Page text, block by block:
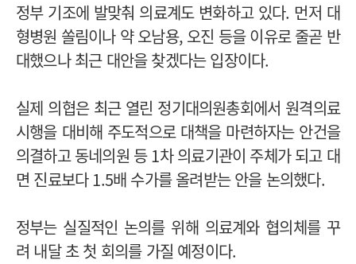
정부 기조에 발맞춰 의료계도 변화하고 있다. 먼저 대
형병원 쏠림이나 약 오남용, 오진 등을 이유로 줄곧 반
대했으나 최근 대안을 찾겠다는 입장이다.
실제 의협은 최근 열린 정기대의원총회에서 원격의료
시행을 대비해 주도적으로 대책을 마련하자는 안건을
의결하고 동네의원 등 1차 의료기관이 주체가 되고 대
면 진료보다 1.5배 수가를 올려받는 안을 논의했다.
정부는 실질적인 논의를 위해 의료계와 협의체를 꾸
려 내달 초 첫 회의를 가질 예정이다.